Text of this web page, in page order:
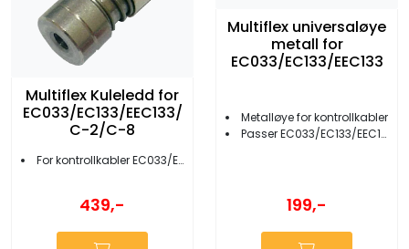
Multiflex Kuleledd for
EC033/EC133/EEC133/
C-2/C-8
For kontrollkabler EC033/EC133/EEC133
439,-
Multiflex universaløye
metall for
EC033/EC133/EEC133
Metalløye for kontrollkabler
Passer EC033/EC133/EEC133
199,-